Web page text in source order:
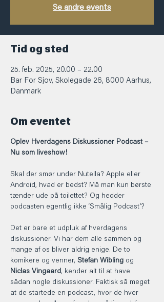
Se andre events
Tid og sted
25. feb. 2025, 20.00 – 22.00
Bar For Sjov, Skolegade 26, 8000 Aarhus,
Danmark
Om eventet
Oplev Hverdagens Diskussioner Podcast –
Nu som liveshow!
Skal der smør under Nutella? Apple eller
Android, hvad er bedst? Må man kun børste
tænder ude på toilettet? Og hedder
podcasten egentlig ikke ‘Smålig Podcast’?
Det er bare et udpluk af hverdagens
diskussioner. Vi har dem alle sammen og
mange af os bliver aldrig enige. De to
komikere og venner, Stefan Wibling og
Niclas Vingaard, kender alt til at have
sådan nogle diskussioner. Faktisk så meget
at de startede en podcast, hvor de hver